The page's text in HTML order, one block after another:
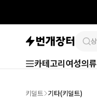
카테고리 여성의류
키덜트 기타(키덜트)